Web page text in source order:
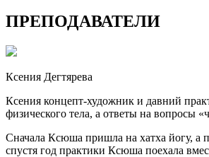
ПРЕПОДАВАТЕЛИ
Ксения Дегтярева
Ксения концепт-художник и давний
физического тела, а ответы на вопросы
Сначала Ксюша пришла на хатха йогу, а
спустя год практики Ксюша поехала